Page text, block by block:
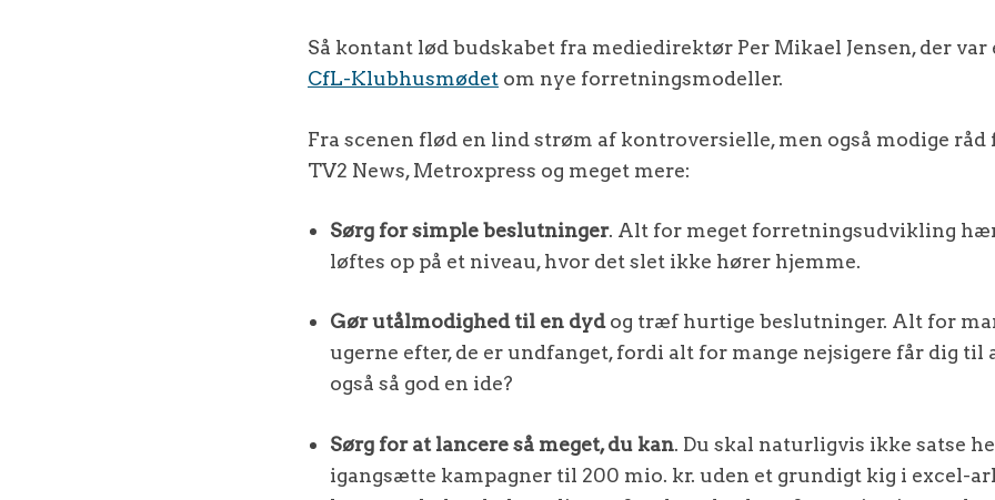
Så kontant lød budskabet fra mediedirektør Per Mikael Jensen, der var
CfL-Klubhusmødet om nye forretningsmodeller.
Fra scenen flød en lind strøm af kontroversielle, men også modige råd
TV2 News, Metroxpress og meget mere:
Sørg for simple beslutninger. Alt for meget forretningsudvikling
løftes op på et niveau, hvor det slet ikke hører hjemme.
Gør utålmodighed til en dydog træf hurtige beslutninger. Alt for
ugerne efter, de er undfanget, fordi alt for mange nejsigere får dig til
også så god en ide?
Sørg for at lancere så meget, du kan. Du skal naturligvis ikke satse
igangsætte kampagner til 200 mio. kr. uden et grundigt kig i excel-